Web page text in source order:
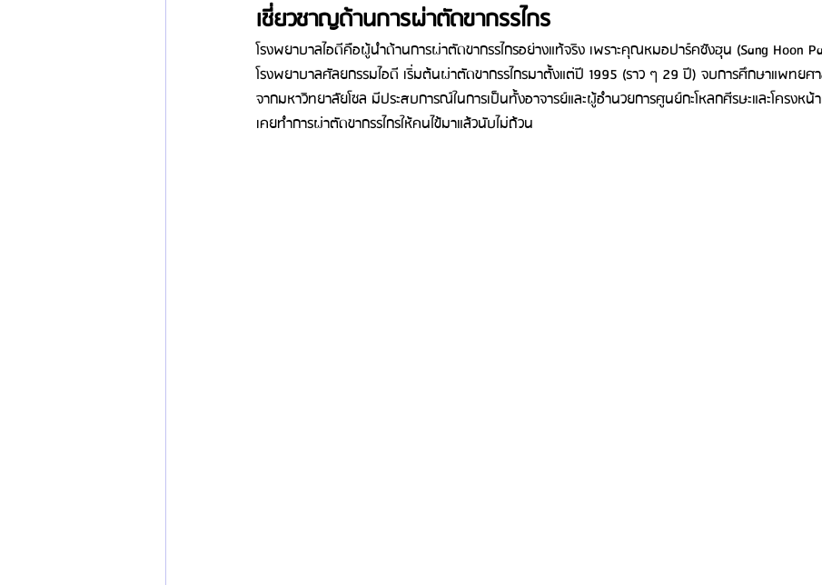
เชี่ยวชาญด้านการผ่าตัดขากรรไกร
โรงพยาบาลไอดีคือผู้นำด้านการผ่าตัดขากรรไกรอย่างแท้จริง เพราะคุณหมอปาร์คซังฮุน (Sang Hoon
โรงพยาบาลศัลยกรรมไอดี เริ่มต้นผ่าตัดขากรรไกรมาตั้งแต่ปี 1995 (ราว ๆ 29 ปี) จบการศึกษาแพท
จากมหาวิทยาลัยโซล มีประสบการณ์ในการเป็นทั้งอาจารย์และผู้อำนวยการศูนย์กะโหลกศีรษะและโครงห
เคยทำการผ่าตัดขากรรไกรให้คนไข้มาแล้วนับไม่ถ้วน